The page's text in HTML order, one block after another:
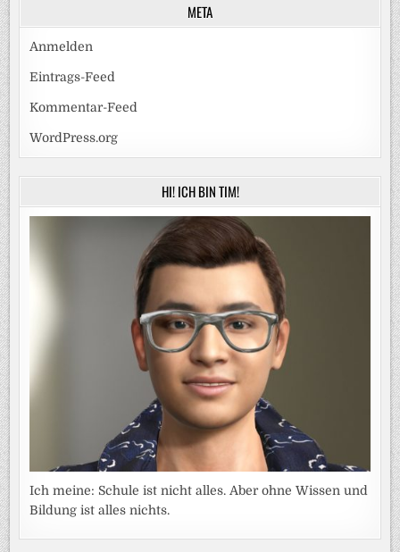
META
Anmelden
Eintrags-Feed
Kommentar-Feed
WordPress.org
HI! ICH BIN TIM!
Ich meine: Schule ist nicht alles. Aber ohne Wissen und
Bildung ist alles nichts.